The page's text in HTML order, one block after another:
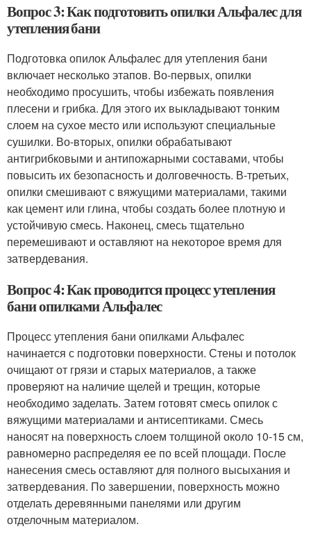
Вопрос 3: Как подготовить опилки Альфалес для
утепления бани
Подготовка опилок Альфалес для утепления бани
включает несколько этапов. Во-первых, опилки
необходимо просушить, чтобы избежать появления
плесени и грибка. Для этого их выкладывают тонким
слоем на сухое место или используют специальные
сушилки. Во-вторых, опилки обрабатывают
антигрибковыми и антипожарными составами, чтобы
повысить их безопасность и долговечность. В-третьих,
опилки смешивают с вяжущими материалами, такими
как цемент или глина, чтобы создать более плотную и
устойчивую смесь. Наконец, смесь тщательно
перемешивают и оставляют на некоторое время для
затвердевания.
Вопрос 4: Как проводится процесс утепления
бани опилками Альфалес
Процесс утепления бани опилками Альфалес
начинается с подготовки поверхности. Стены и потолок
очищают от грязи и старых материалов, а также
проверяют на наличие щелей и трещин, которые
необходимо заделать. Затем готовят смесь опилок с
вяжущими материалами и антисептиками. Смесь
наносят на поверхность слоем толщиной около 10-15 см,
равномерно распределяя ее по всей площади. После
нанесения смесь оставляют для полного высыхания и
затвердевания. По завершении, поверхность можно
отделать деревянными панелями или другим
отделочным материалом.